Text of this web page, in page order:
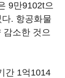
9만9102t으
. 항공화물
감소한 것으
간 1억1014